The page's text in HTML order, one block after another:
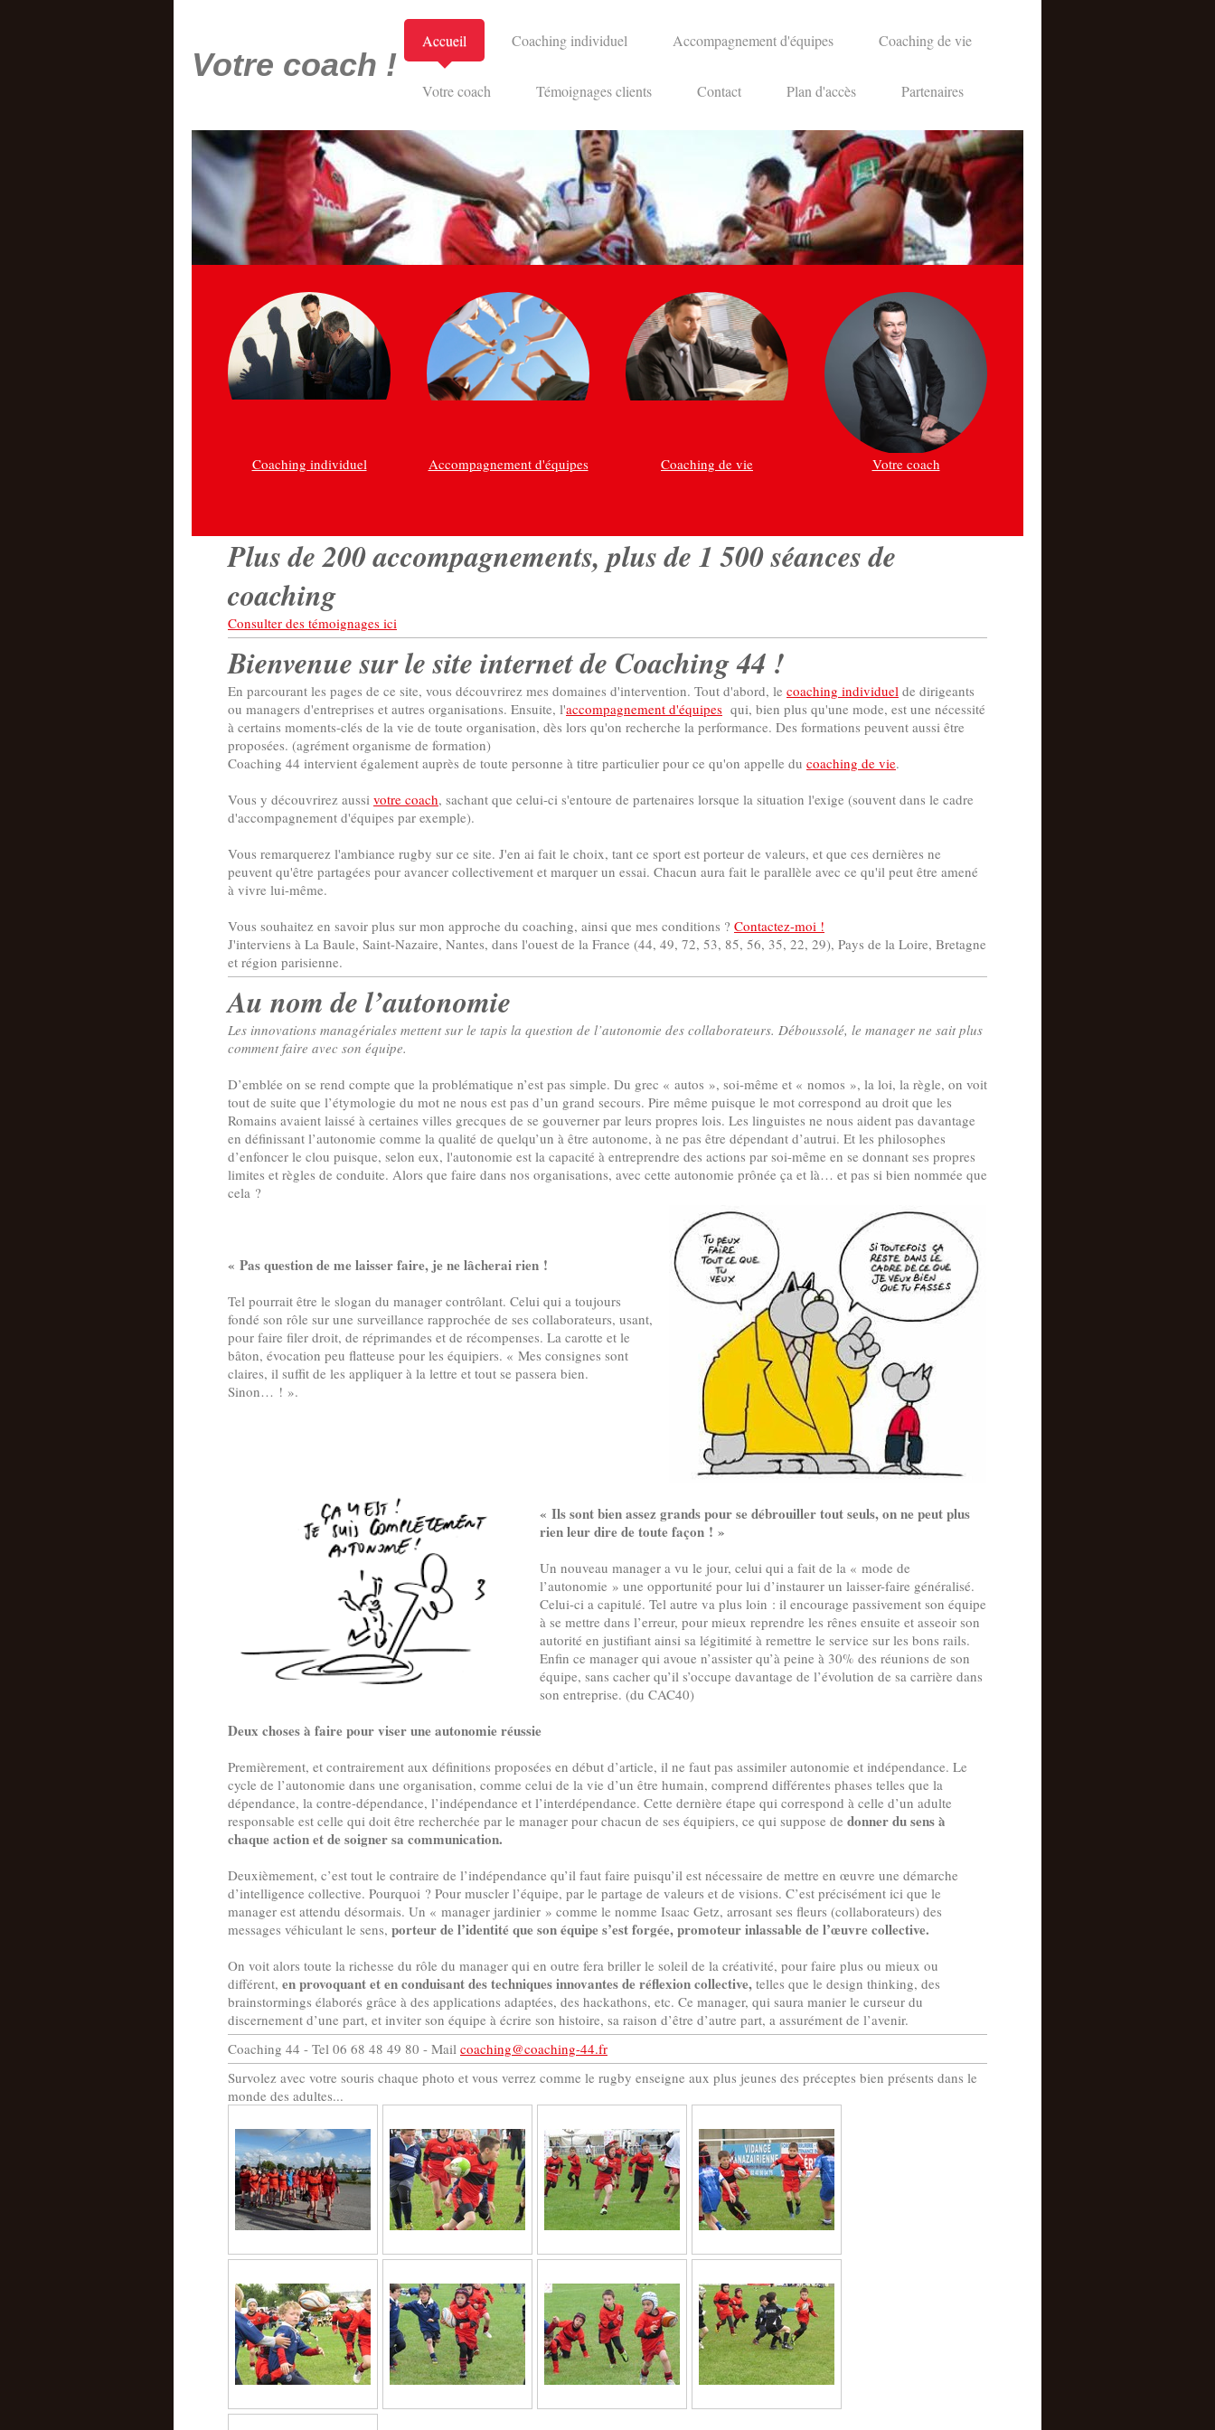
Votre coach !
Accueil Coaching individuel Accompagnement d'équipes Coaching de vie
Votre coach Témoignages clients Contact Plan d'accès Partenaires
Coaching individuel Accompagnement d'équipes Coaching de vie Votre coach
Plus de 200 accompagnements, plus de 1 500 séances de
coaching
Consulter des témoignages ici
Bienvenue sur le site internet de Coaching 44 !
En parcourant les pages de ce site, vous découvrirez mes domaines d'intervention. Tout d'abord, le coaching individuel de dirigeants
ou managers d'entreprises et autres organisations. Ensuite, l'accompagnement d'équipes qui, bien plus qu'une mode, est une nécessité
à certains moments-clés de la vie de toute organisation, dès lors qu'on recherche la performance. Des formations peuvent aussi être
proposées. (agrément organisme de formation)
Coaching 44 intervient également auprès de toute personne à titre particulier pour ce qu'on appelle du coaching de vie.
Vous y découvrirez aussi votre coach, sachant que celui-ci s'entoure de partenaires lorsque la situation l'exige (souvent dans le cadre
d'accompagnement d'équipes par exemple).
Vous remarquerez l'ambiance rugby sur ce site. J'en ai fait le choix, tant ce sport est porteur de valeurs, et que ces dernières ne
peuvent qu'être partagées pour avancer collectivement et marquer un essai. Chacun aura fait le parallèle avec ce qu'il peut être amené
à vivre lui-même.
Vous souhaitez en savoir plus sur mon approche du coaching, ainsi que mes conditions ? Contactez-moi !
J'interviens à La Baule, Saint-Nazaire, Nantes, dans l'ouest de la France (44, 49, 72, 53, 85, 56, 35, 22, 29), Pays de la Loire, Bretagne
et région parisienne.
Au nom de l’autonomie
Les innovations managériales mettent sur le tapis la question de l’autonomie des collaborateurs. Déboussolé, le manager ne sait plus
comment faire avec son équipe.
D’emblée on se rend compte que la problématique n’est pas simple. Du grec « autos », soi-même et « nomos », la loi, la règle, on voit
tout de suite que l’étymologie du mot ne nous est pas d’un grand secours. Pire même puisque le mot correspond au droit que les
Romains avaient laissé à certaines villes grecques de se gouverner par leurs propres lois. Les linguistes ne nous aident pas davantage
en définissant l’autonomie comme la qualité de quelqu’un à être autonome, à ne pas être dépendant d’autrui. Et les philosophes
d’enfoncer le clou puisque, selon eux, l'autonomie est la capacité à entreprendre des actions par soi-même en se donnant ses propres
limites et règles de conduite. Alors que faire dans nos organisations, avec cette autonomie prônée ça et là… et pas si bien nommée que
cela ?
« Pas question de me laisser faire, je ne lâcherai rien !
Tel pourrait être le slogan du manager contrôlant. Celui qui a toujours
fondé son rôle sur une surveillance rapprochée de ses collaborateurs, usant,
pour faire filer droit, de réprimandes et de récompenses. La carotte et le
bâton, évocation peu flatteuse pour les équipiers. « Mes consignes sont
claires, il suffit de les appliquer à la lettre et tout se passera bien.
Sinon… ! ».
« Ils sont bien assez grands pour se débrouiller tout seuls, on ne peut plus
rien leur dire de toute façon ! »
Un nouveau manager a vu le jour, celui qui a fait de la « mode de
l’autonomie » une opportunité pour lui d’instaurer un laisser-faire généralisé.
Celui-ci a capitulé. Tel autre va plus loin : il encourage passivement son équipe
à se mettre dans l’erreur, pour mieux reprendre les rênes ensuite et asseoir son
autorité en justifiant ainsi sa légitimité à remettre le service sur les bons rails.
Enfin ce manager qui avoue n’assister qu’à peine à 30% des réunions de son
équipe, sans cacher qu’il s’occupe davantage de l’évolution de sa carrière dans
son entreprise. (du CAC40)
Deux choses à faire pour viser une autonomie réussie
Premièrement, et contrairement aux définitions proposées en début d’article, il ne faut pas assimiler autonomie et indépendance. Le
cycle de l’autonomie dans une organisation, comme celui de la vie d’un être humain, comprend différentes phases telles que la
dépendance, la contre-dépendance, l’indépendance et l’interdépendance. Cette dernière étape qui correspond à celle d’un adulte
responsable est celle qui doit être recherchée par le manager pour chacun de ses équipiers, ce qui suppose de donner du sens à
chaque action et de soigner sa communication.
Deuxièmement, c’est tout le contraire de l’indépendance qu’il faut faire puisqu’il est nécessaire de mettre en œuvre une démarche
d’intelligence collective. Pourquoi ? Pour muscler l’équipe, par le partage de valeurs et de visions. C’est précisément ici que le
manager est attendu désormais. Un « manager jardinier » comme le nomme Isaac Getz, arrosant ses fleurs (collaborateurs) des
messages véhiculant le sens, porteur de l’identité que son équipe s’est forgée, promoteur inlassable de l’œuvre collective.
On voit alors toute la richesse du rôle du manager qui en outre fera briller le soleil de la créativité, pour faire plus ou mieux ou
différent, en provoquant et en conduisant des techniques innovantes de réflexion collective, telles que le design thinking, des
brainstormings élaborés grâce à des applications adaptées, des hackathons, etc. Ce manager, qui saura manier le curseur du
discernement d’une part, et inviter son équipe à écrire son histoire, sa raison d’être d’autre part, a assurément de l’avenir.
Coaching 44 - Tel 06 68 48 49 80 - Mail coaching@coaching-44.fr
Survolez avec votre souris chaque photo et vous verrez comme le rugby enseigne aux plus jeunes des préceptes bien présents dans le
monde des adultes...